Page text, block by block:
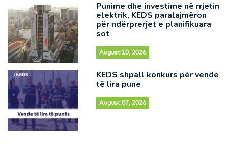
Punime dhe investime në rrjetin
elektrik, KEDS paralajmëron
për ndërprerjet e planifikuara
sot
August 10, 2026
KEDS shpall konkurs për vende
të lira pune
August 07, 2026